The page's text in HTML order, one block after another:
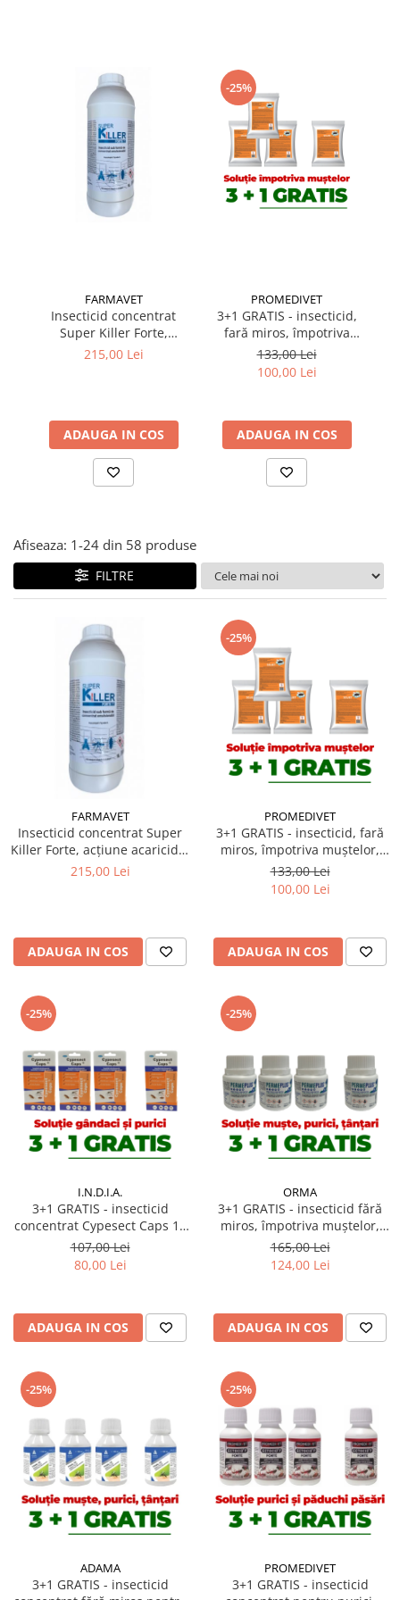
Gel antiinflamator
FARMAVET
Insecticid concentrat
Super Killer Forte,
acțiune acaricidă, flacon
215,00 Lei
ADAUGA IN COS
-25%
PROMEDIVET
3+1 GRATIS - insecticid,
fară miros, împotriva
muștelor, Sojet 10 gr
133,00 Lei
100,00 Lei
ADAUGA IN COS
Afiseaza: 1-24 din 58 produse
FILTRE
FARMAVET
Insecticid concentrat Super
Killer Forte, acțiune acaricidă,
flacon 1L
215,00 Lei
ADAUGA IN COS
-25%
PROMEDIVET
3+1 GRATIS - insecticid, fară
miros, împotriva muștelor,
Sojet 10 gr
133,00 Lei
100,00 Lei
ADAUGA IN COS
-25%
I.N.D.I.A.
3+1 GRATIS - insecticid
concentrat Cypesect Caps 10
ml, fără miros, eficient contra
gândacilor, ploșnițelor și
puricilor
107,00 Lei
80,00 Lei
ADAUGA IN COS
-25%
ORMA
3+1 GRATIS - insecticid fără
miros, împotriva muștelor,
țânțarilor, Perme Plus 50 ml
165,00 Lei
124,00 Lei
ADAUGA IN COS
-25%
ADAMA
3+1 GRATIS - insecticid
-25%
PROMEDIVET
3+1 GRATIS - insecticid